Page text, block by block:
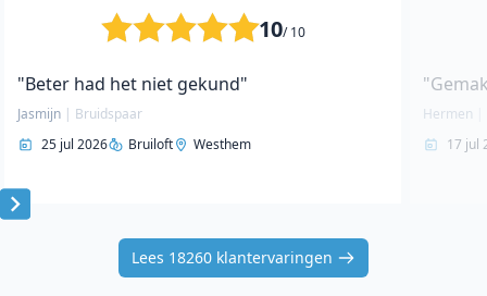
10/ 10
"Beter had het niet gekund"
Jasmijn | Bruidspaar
25 jul 2026
Bruiloft Westhem
Hermen
17 jul
Item
Lees 18260 klantervaringen